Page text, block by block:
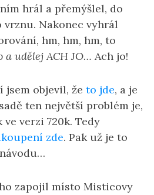
hrál a přemýšlel, do
Nakonec vyhrál
hm, hm, hm, to
a udělej ACH JO… Ach jo!
objevil, že to jde, a je
ten největší problém je,
verzi 720k. Tedy
zde. Pak už je to
zapojil místo Misticovy